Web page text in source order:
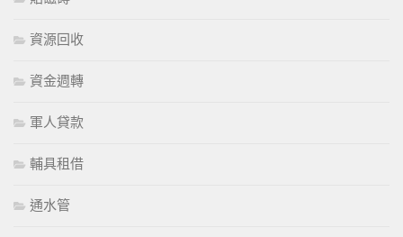
資源回收
資金週轉
軍人貸款
輔具租借
通水管